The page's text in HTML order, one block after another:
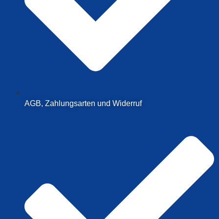
AGB, Zahlungsarten und Widerruf